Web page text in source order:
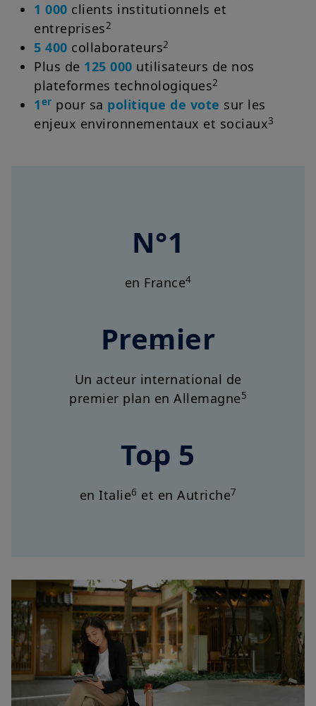
1 000 clients institutionnels et
entreprises2
5 400 collaborateurs2
Plus de 125 000 utilisateurs de nos
plateformes technologiques2
1er pour sa politique de vote sur les
enjeux environnementaux et sociaux3
N°1
en France4
Premier
Un acteur international de
premier plan en Allemagne5
Top 5
en Italie6 et en Autriche7